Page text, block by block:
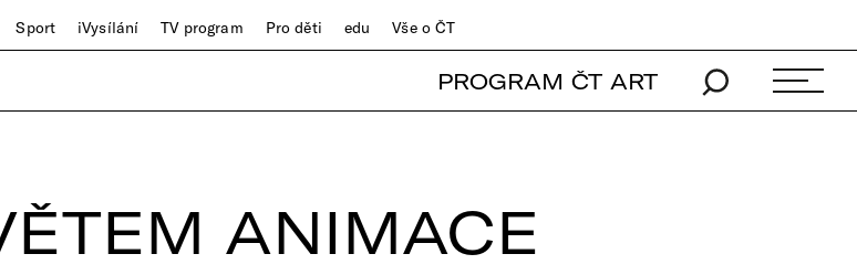
Sport iVysílání TV program Pro děti edu Vše o ČT
PROGRAM ČT ART
ANIMACE